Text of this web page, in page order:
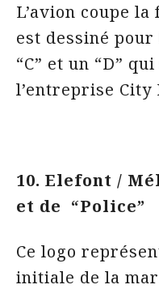
L’avion coupe
est dessiné
“C” et un “D”
l’entreprise City
10. Elefont /
et de “Police”
Ce logo
initiale de la